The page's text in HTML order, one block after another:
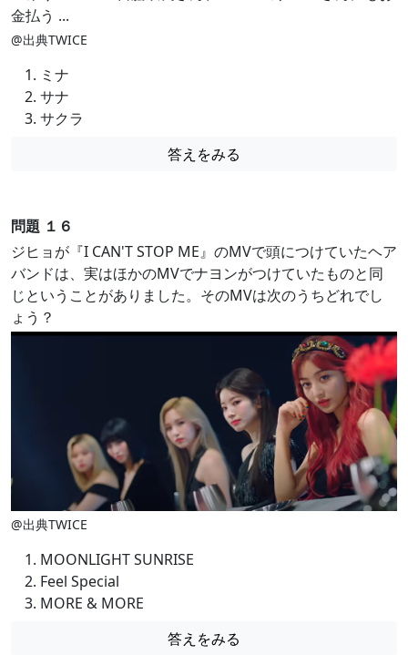
@出典TWICE
ミナ
サナ
サクラ
答えをみる
問題 １６
ジヒョが『I CAN'T STOP ME』のMVで頭につけていたヘア
バンドは、実はほかのMVでナヨンがつけていたものと同
じということがありました。そのMVは次のうちどれでし
ょう？
@出典TWICE
MOONLIGHT SUNRISE
Feel Special
MORE & MORE
答えをみる